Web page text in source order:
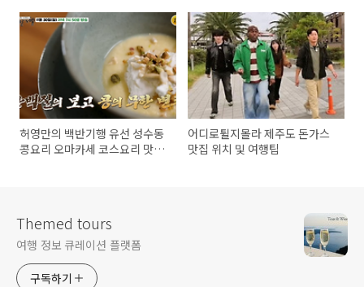
허영만의 백반기행 유선 성수동
콩요리 오마카세 코스요리 맛집
어디로튈지몰라 제주도 돈가스
맛집 위치 및 여행팁
Themed tours
여행 정보 큐레이션 플랫폼
구독하기